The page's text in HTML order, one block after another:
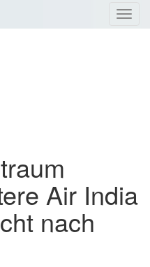
Air India
nach